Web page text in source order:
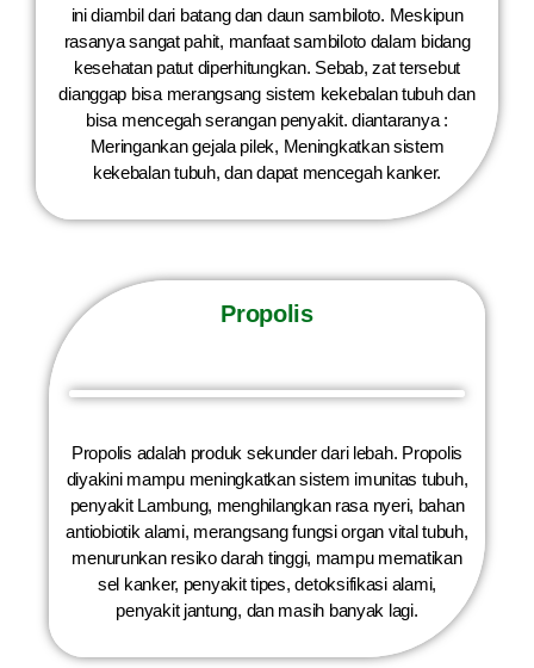
ini diambil dari batang dan daun sambiloto. Meskipun
rasanya sangat pahit, manfaat sambiloto dalam bidang
kesehatan patut diperhitungkan. Sebab, zat tersebut
dianggap bisa merangsang sistem kekebalan tubuh dan
bisa mencegah serangan penyakit. diantaranya :
Meringankan gejala pilek, Meningkatkan sistem
kekebalan tubuh, dan dapat mencegah kanker.
Propolis
Propolis adalah produk sekunder dari lebah. Propolis
diyakini mampu meningkatkan sistem imunitas tubuh,
penyakit Lambung, menghilangkan rasa nyeri, bahan
antiobiotik alami, merangsang fungsi organ vital tubuh,
menurunkan resiko darah tinggi, mampu mematikan
sel kanker, penyakit tipes, detoksifikasi alami,
penyakit jantung, dan masih banyak lagi.